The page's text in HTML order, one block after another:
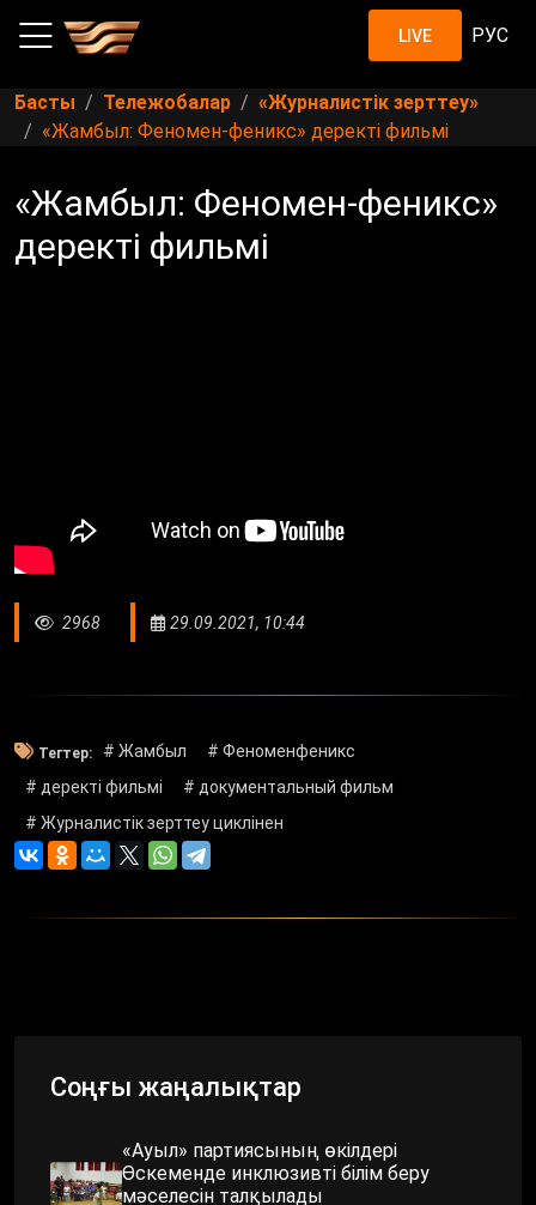
LIVE РУС
Басты Тележобалар
«Журналистік зерттеу»
«Жамбыл: Феномен-феникс» деректі фильмі
«Жамбыл: Феномен-феникс»
деректі фильмі
2968 29.09.2021, 10:44
Тегтер: # Жамбыл
# Феноменфеникс
# деректі фильмі
# документальный фильм
# Журналистік зерттеу циклінен
Соңғы жаңалықтар
«Ауыл» партиясының өкілдері
Өскеменде инклюзивті білім беру
мәселесін талқылады